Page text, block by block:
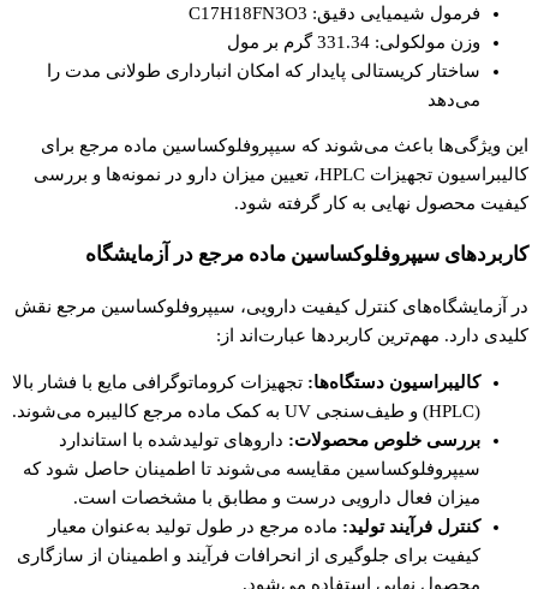
فرمول شیمیایی دقیق: C17H18FN3O3
وزن مولکولی: 331.34 گرم بر مول
ساختار کریستالی پایدار که امکان انبارداری طولانی مدت را
می‌دهد
این ویژگی‌ها باعث می‌شوند که سیپروفلوکساسین ماده مرجع برای
کالیبراسیون تجهیزات HPLC، تعیین میزان دارو در نمونه‌ها و بررسی
کیفیت محصول نهایی به کار گرفته شود.
کاربردهای سیپروفلوکساسین ماده مرجع در آزمایشگاه
در آزمایشگاه‌های کنترل کیفیت دارویی، سیپروفلوکساسین مرجع نقش
کلیدی دارد. مهم‌ترین کاربردها عبارت‌اند از:
کالیبراسیون دستگاه‌ها: تجهیزات کروماتوگرافی مایع با فشار بالا
(HPLC) و طیف‌سنجی UV به کمک ماده مرجع کالیبره می‌شوند.
بررسی خلوص محصولات: داروهای تولیدشده با استاندارد
سیپروفلوکساسین مقایسه می‌شوند تا اطمینان حاصل شود که
میزان فعال دارویی درست و مطابق با مشخصات است.
کنترل فرآیند تولید: ماده مرجع در طول تولید به‌عنوان معیار
کیفیت برای جلوگیری از انحرافات فرآیند و اطمینان از سازگاری
محصول نهایی استفاده می‌شود.